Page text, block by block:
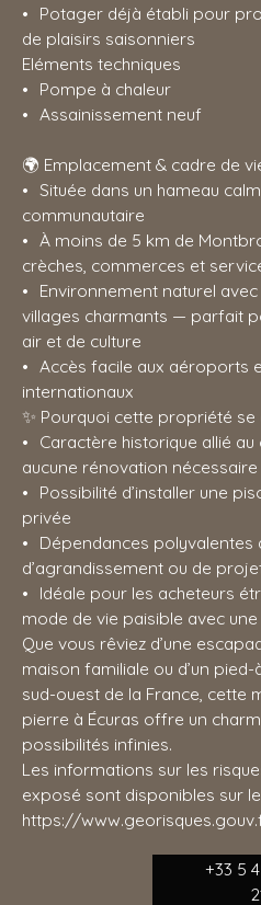
Potager déjà établi pour
de plaisirs saisonniers
Eléments techniques
Pompe à chaleur
Assainissement neuf
🌍 Emplacement & cadre de
Située dans un hameau
communautaire
À moins de 5 km de
crèches, commerces et
Environnement naturel
villages charmants — parfait
air et de culture
Accès facile aux aéroports
internationaux
✨ Pourquoi cette propriété se
Caractère historique allié
aucune rénovation nécessaire
Possibilité d’installer une
privée
Dépendances polyvalentes
d’agrandissement ou de
Idéale pour les acheteurs
mode de vie paisible avec
Que vous rêviez d’une
maison familiale ou d’un
sud-ouest de la France, cette
pierre à Écuras offre un
possibilités infinies.
Les informations sur les
exposé sont disponibles sur
https://
+33 5